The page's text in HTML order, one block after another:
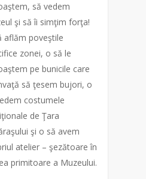
să vedem
şi să îi simţim forţa!
aflăm poveştile
zonei, o să le
pe bunicile care
să ţesem bujori, o
costumele
le de Ţara
şi o să avem
atelier – şezătoare în
primitoare a Muzeului.